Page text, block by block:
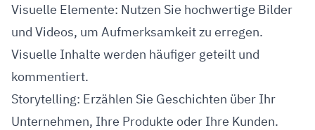
Visuelle Elemente: Nutzen Sie hochwertige Bilder
und Videos, um Aufmerksamkeit zu erregen.
Visuelle Inhalte werden häufiger geteilt und
kommentiert.
Storytelling: Erzählen Sie Geschichten über Ihr
Unternehmen, Ihre Produkte oder Ihre Kunden.